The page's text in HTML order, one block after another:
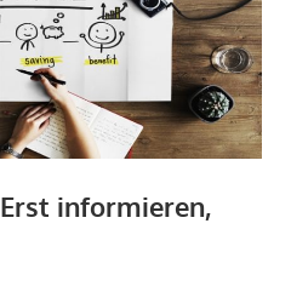
Erst informieren,